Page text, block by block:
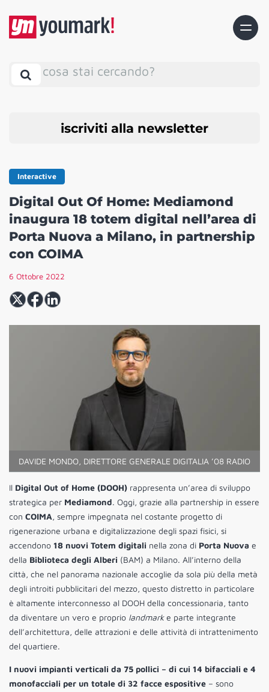
cosa stai cercando?
iscriviti alla newsletter
Interactive
Digital Out Of Home: Mediamond
inaugura 18 totem digital nell’area di
Porta Nuova a Milano, in partnership
con COIMA
6 Ottobre 2022
DAVIDE MONDO, DIRETTORE GENERALE DIGITALIA ’08 RADIO
Il Digital Out of Home (DOOH) rappresenta un’area di sviluppo
strategica per Mediamond. Oggi, grazie alla partnership in essere
con COIMA, sempre impegnata nel costante progetto di
rigenerazione urbana e digitalizzazione degli spazi fisici, si
accendono 18 nuovi Totem digitali nella zona di Porta Nuova e
della Biblioteca degli Alberi (BAM) a Milano. All’interno della
città, che nel panorama nazionale accoglie da sola più della metà
degli introiti pubblicitari del mezzo, questo distretto in particolare
è altamente interconnesso al DOOH della concessionaria, tanto
da diventare un vero e proprio landmarke parte integrante
dell’architettura, delle attrazioni e delle attività di intrattenimento
del quartiere.
I nuovi impianti verticali da 75 pollici – di cui 14 bifacciali e 4
monofacciali per un totale di 32 facce espositive – sono